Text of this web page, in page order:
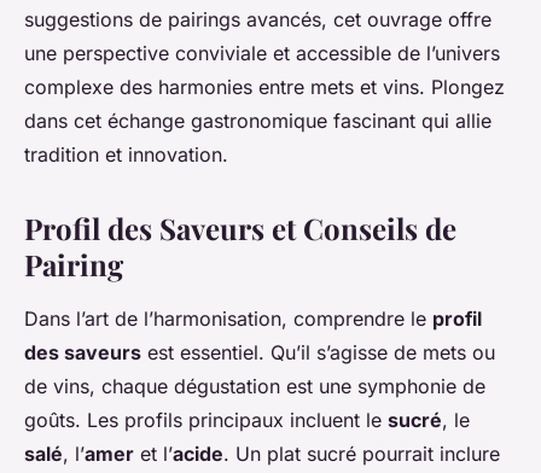
suggestions de pairings avancés, cet ouvrage offre
une perspective conviviale et accessible de l’univers
complexe des harmonies entre mets et vins. Plongez
dans cet échange gastronomique fascinant qui allie
tradition et innovation.
Profil des Saveurs et Conseils de
Pairing
Dans l’art de l’harmonisation, comprendre le profil
des saveurs est essentiel. Qu’il s’agisse de mets ou
de vins, chaque dégustation est une symphonie de
goûts. Les profils principaux incluent le sucré, le
salé, l’amer et l’acide. Un plat sucré pourrait inclure